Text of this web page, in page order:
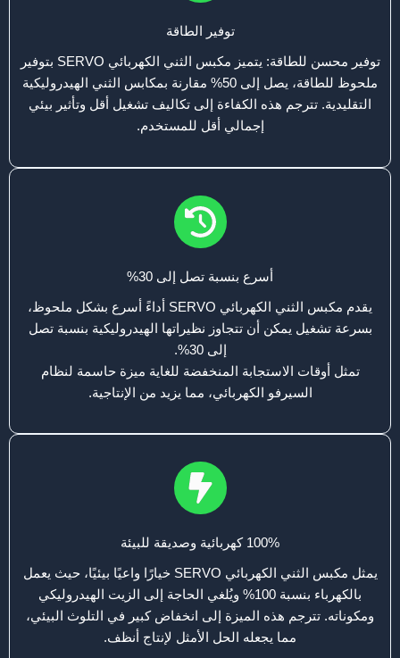
توفير الطاقة
توفير محسن للطاقة: يتميز مكبس الثني الكهربائي SERVO بتوفير
ملحوظ للطاقة، يصل إلى 50% مقارنة بمكابس الثني الهيدروليكية
التقليدية. تترجم هذه الكفاءة إلى تكاليف تشغيل أقل وتأثير بيئي
إجمالي أقل للمستخدم.
أسرع بنسبة تصل إلى 30%
يقدم مكبس الثني الكهربائي SERVO أداءً أسرع بشكل ملحوظ،
بسرعة تشغيل يمكن أن تتجاوز نظيراتها الهيدروليكية بنسبة تصل
إلى 30%.
تمثل أوقات الاستجابة المنخفضة للغاية ميزة حاسمة لنظام
السيرفو الكهربائي، مما يزيد من الإنتاجية.
100% كهربائية وصديقة للبيئة
يمثل مكبس الثني الكهربائي SERVO خيارًا واعيًا بيئيًا، حيث يعمل
بالكهرباء بنسبة 100% ويُلغي الحاجة إلى الزيت الهيدروليكي
ومكوناته. تترجم هذه الميزة إلى انخفاض كبير في التلوث البيئي،
مما يجعله الحل الأمثل لإنتاج أنظف.